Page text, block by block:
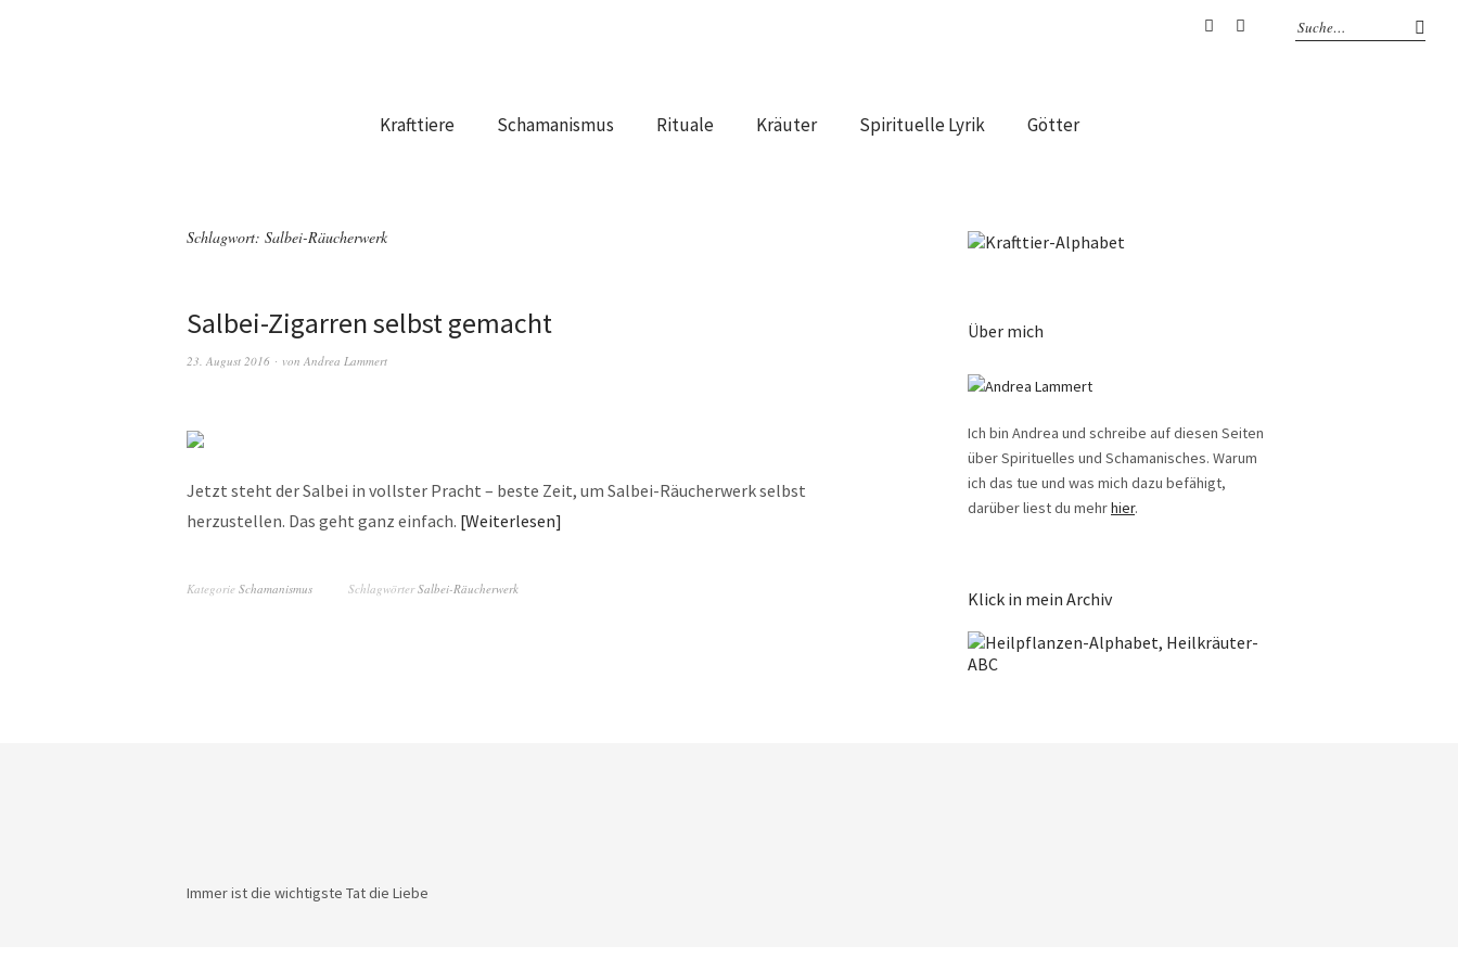
Krafttiere Schamanismus Rituale Kräuter Spirituelle Lyrik Götter
Schlagwort: Salbei-Räucherwerk
Salbei-Zigarren selbst gemacht
23. August 2016 von Andrea Lammert
Jetzt steht der Salbei in vollster Pracht – beste Zeit, um Salbei-Räucherwerk selbst
herzustellen. Das geht ganz einfach. Weiterlesen
Kategorie Schamanismus SchlagwörterSalbei-Räucherwerk
Über mich
Ich bin Andrea und schreibe auf diesen Seiten
über Spirituelles und Schamanisches. Warum
ich das tue und was mich dazu befähigt,
darüber liest du mehrhier.
Klick in mein Archiv
Immer ist die wichtigste Tat die Liebe